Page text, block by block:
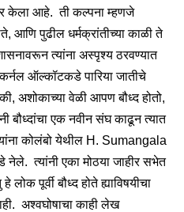
केला आहे. ती कल्पना म्हणजे
आणि पुढील धर्मक्रांतीच्या काळी ते
त्यांना अस्पृश्य ठरवण्यात
ऑल्कॉटकडे पारिया जातीचे
अशोकाच्या वेळी आपण बौध्द होतो,
बौध्दांचा एक नवीन संघ काढून त्यात
कोलंबो येथील H. Sumangala
नेले. त्यांनी एका मोठया जाहीर सभेत
हे लोक पूर्वी बौध्द होते ह्याविषयीचा
अश्वघोषाचा काही लेख